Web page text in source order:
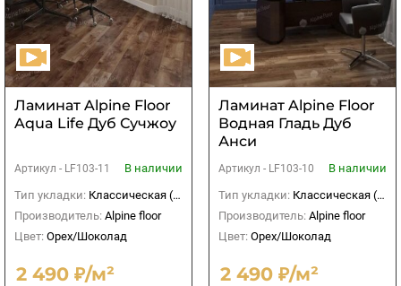
Ламинат Alpine Floor
Aqua Life Дуб Сучжоу
Артикул - LF103-11
В наличии
Тип укладки: Классическая (прямая)
Производитель: Alpine floor
Цвет: Орех/Шоколад
2 490 ₽/м²
Ламинат Alpine Floor
Водная Гладь Дуб
Анси
Артикул - LF103-10
В наличии
Тип укладки: Классическая (прямая)
Производитель: Alpine floor
Цвет: Орех/Шоколад
2 490 ₽/м²